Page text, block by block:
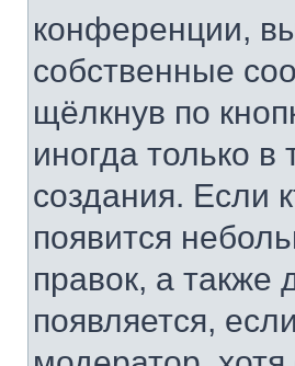
конференции,
собственные
щёлкнув по
иногда только в
создания. Если
появится
правок, а также
появляется,